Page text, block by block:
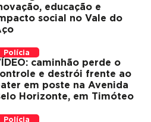
educação e
social no Vale do
Polícia
caminhão perde o
e destrói frente ao
em poste na Avenida
Horizonte, em Timóteo
Polícia